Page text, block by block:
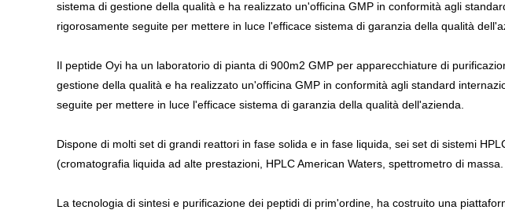
sistema di gestione della qualità e ha realizzato un'officina GMP in conformità agli
rigorosamente seguite per mettere in luce l'efficace sistema di garanzia della qualità
Il peptide Oyi ha un laboratorio di pianta di 900m2 GMP per apparecchiature di
gestione della qualità e ha realizzato un'officina GMP in conformità agli standard
seguite per mettere in luce l'efficace sistema di garanzia della qualità dell'azienda.
Dispone di molti set di grandi reattori in fase solida e in fase liquida, sei set di sistemi
(cromatografia liquida ad alte prestazioni, HPLC American Waters, spettrometro di massa.
La tecnologia di sintesi e purificazione dei peptidi di prim'ordine, ha costruito una